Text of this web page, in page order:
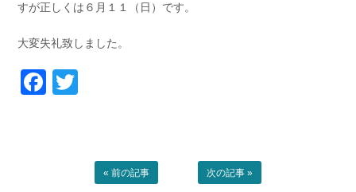
Contact us
採用情報
すが正しくは６月１１（日）です。
大変失礼致しました。
Facebook
« 前の記事 次の記事 »